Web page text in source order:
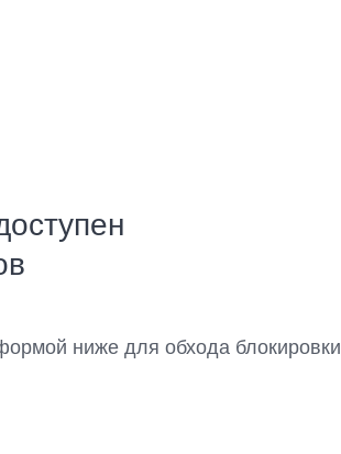
ниже для обхода блокировки